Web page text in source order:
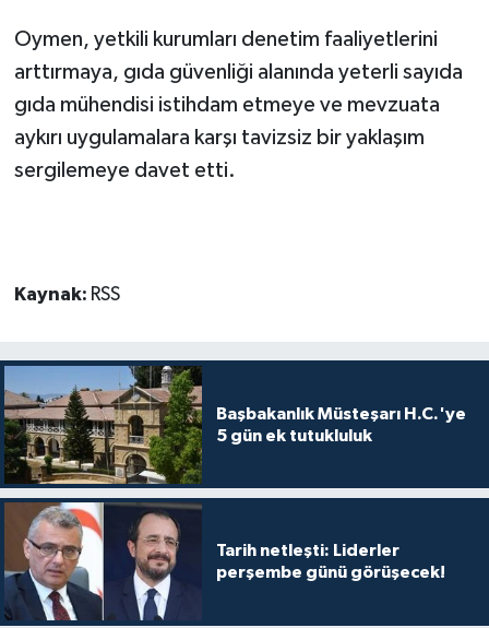
Oymen, yetkili kurumları denetim faaliyetlerini
arttırmaya, gıda güvenliği alanında yeterli sayıda
gıda mühendisi istihdam etmeye ve mevzuata
aykırı uygulamalara karşı tavizsiz bir yaklaşım
sergilemeye davet etti.
Kaynak: RSS
Başbakanlık Müsteşarı H.C.'ye
5 gün ek tutukluluk
Tarih netleşti: Liderler
perşembe günü görüşecek!